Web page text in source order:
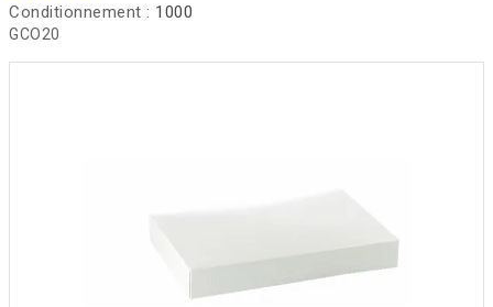
Conditionnement : 1000
GCO20